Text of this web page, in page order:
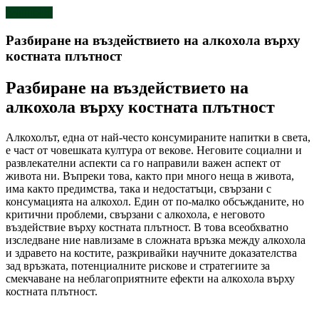
Разбиране на въздействието на алкохола върху
костната плътност
Разбиране на въздействието на
алкохола върху костната плътност
Алкохолът, една от най-често консумираните напитки в света,
е част от човешката култура от векове. Неговите социални и
развлекателни аспекти са го направили важен аспект от
живота ни. Въпреки това, както при много неща в живота,
има както предимства, така и недостатъци, свързани с
консумацията на алкохол. Един от по-малко обсъжданите, но
критични проблеми, свързани с алкохола, е неговото
въздействие върху костната плътност. В това всеобхватно
изследване ние навлизаме в сложната връзка между алкохола
и здравето на костите, разкривайки научните доказателства
зад връзката, потенциалните рискове и стратегиите за
смекчаване на неблагоприятните ефекти на алкохола върху
костната плътност.